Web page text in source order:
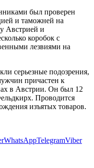
был проверен
и таможней на
Австрией и
коробок с
лезвиями на
серьезные подозрения,
причастен к
в Австрии. Он был 12
Проводится
изъятых товаров.
WhatsAppTelegramViber